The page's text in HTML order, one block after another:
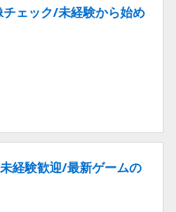
チェック/未経験から始め
経験歓迎/最新ゲームの